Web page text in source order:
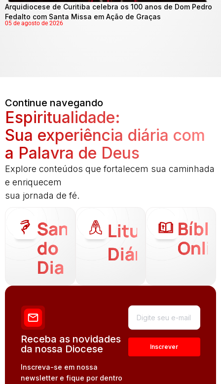
Arquidiocese de Curitiba celebra os 100 anos de Dom Pedro
Fedalto com Santa Missa em Ação de Graças
05 de agosto de 2026
Continue navegando
Espiritualidade:
Sua experiência diária com
a Palavra de Deus
Explore conteúdos que fortalecem sua caminhada
e enriquecem
sua jornada de fé.
Santo
do
Dia
Liturgia
Diária
Receba as novidades
da nossa Diocese
Inscreva-se em nossa
newsletter e fique por dentro